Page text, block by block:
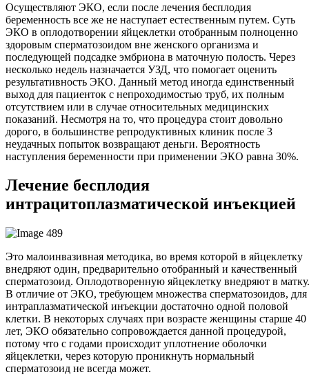
Осуществляют ЭКО, если после лечения бесплодия
беременность все же не наступает естественным путем. Суть
ЭКО в оплодотворении яйцеклетки отобранным полноценно
здоровым сперматозоидом вне женского организма и
последующей подсадке эмбриона в маточную полость. Через
несколько недель назначается УЗД, что помогает оценить
результативность ЭКО. Данный метод иногда единственный
выход для пациенток с непроходимостью труб, их полным
отсутствием или в случае относительных медицинских
показаний. Несмотря на то, что процедура стоит довольно
дорого, в большинстве репродуктивных клиник после 3
неудачных попыток возвращают деньги. Вероятность
наступления беременности при применении ЭКО равна 30%.
Лечение бесплодия
интрацитоплазматической инъекцией
Это малоинвазивная методика, во время которой в яйцеклетку
внедряют один, предварительно отобранный и качественный
сперматозоид. Оплодотворенную яйцеклетку внедряют в матку.
В отличие от ЭКО, требующем множества сперматозоидов, для
интраплазматической инъекции достаточно одной половой
клетки. В некоторых случаях при возрасте женщины старше 40
лет, ЭКО обязательно сопровождается данной процедурой,
потому что с годами происходит уплотнение оболочки
яйцеклетки, через которую проникнуть нормальный
сперматозоид не всегда может.